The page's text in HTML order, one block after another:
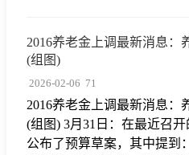
2016养老金上调最新消息：
(组图)
2026-02-06 71
2016养老金上调最新消息：
(组图) 3月31日：在最近召
公布了预算草案，其中提到